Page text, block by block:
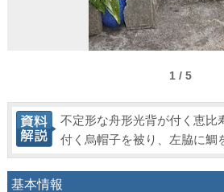
1 / 5
不定形な舟形光背が付く恵比
付く烏帽子を被り、左脇に鯛
基本情報